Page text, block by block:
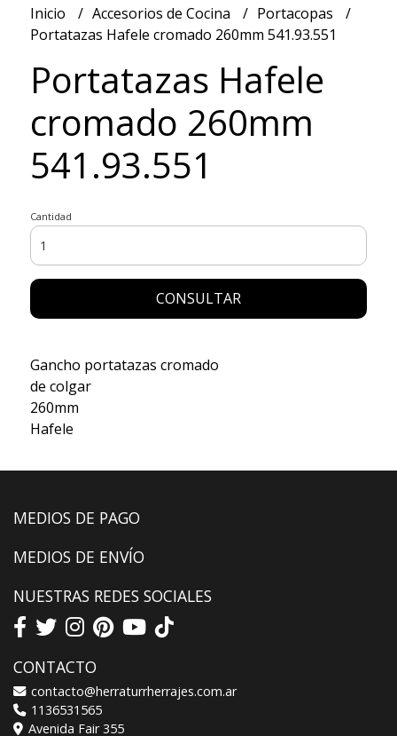
Inicio Accesorios de Cocina
Portacopas
Portatazas Hafele cromado 260mm 541.93.551
Portatazas Hafele
cromado 260mm
541.93.551
Cantidad
CONSULTAR
Gancho portatazas cromado
de colgar
260mm
Hafele
MEDIOS DE PAGO
MEDIOS DE ENVÍO
NUESTRAS REDES SOCIALES
CONTACTO
contacto@herraturrherrajes.com.ar
1136531565
Avenida Fair 355